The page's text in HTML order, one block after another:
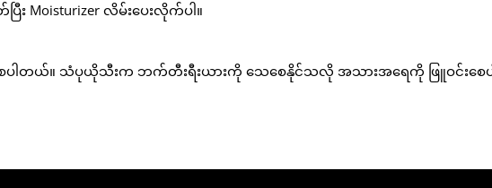
Moisturizer လိမ်းပေးလိုက်ပါ။
ေပါတယ်။ သံပုယိုသီးက ဘက်တီးရီးယားကို သေစေနိုင်သလို အသားအရေကို ဖြူဝင်းစေပ